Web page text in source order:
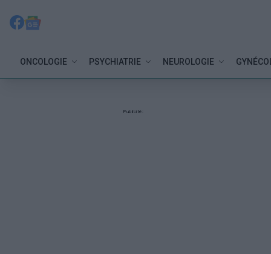
ONCOLOGIE PSYCHIATRIE NEUROLOGIE
Publicité: